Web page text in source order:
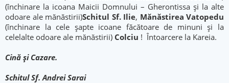
(închinare la icoana Maicii Domnului – Gherontissa și la alte
odoare ale mănăstirii)Schitul Sf. Ilie, Mănăstirea Vatopedu
(închinare la cele șapte icoane făcătoare de minuni și la
celelalte odoare ale mănăstirii) Colciu ! Întoarcere la Kareia.
Cină și Cazare.
Schitul Sf. Andrei Sarai